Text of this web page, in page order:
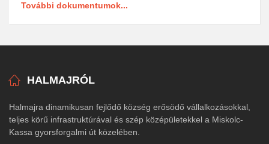
További dokumentumok...
HALMAJRÓL
Halmajra dinamikusan fejlődő község erősödő vállalkozásokkal,
teljes körű infrastruktúrával és szép középületekkel a Miskolc-
Kassa gyorsforgalmi út közelében.